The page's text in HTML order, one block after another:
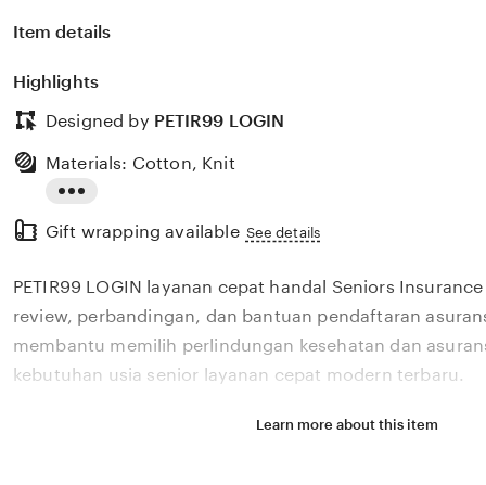
Item details
Highlights
Designed by PETIR99 LOGIN
the
description
Materials: Cotton, Knit
Gift wrapping available See details
PETIR99 LOGIN layanan cepat handal Seniors
review, perbandingan, dan bantuan pendaftaran
membantu memilih perlindungan kesehatan dan
kebutuhan usia senior layanan cepat modern terbaru.
Situs PETIR99 LOGIN layanan cepat handal Seniors
Learn more about this item